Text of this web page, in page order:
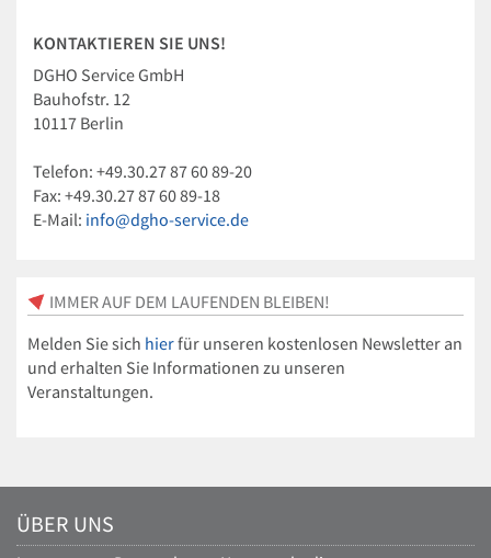
KONTAKTIEREN SIE UNS!
DGHO Service GmbH
Bauhofstr. 12
10117 Berlin
Telefon: +49.30.27 87 60 89-20
Fax: +49.30.27 87 60 89-18
E-Mail: info@dgho-service.de
IMMER AUF DEM LAUFENDEN BLEIBEN!
Melden Sie sich hierfür unseren kostenlosen Newsletter an
und erhalten Sie Informationen zu unseren
Veranstaltungen.
ÜBER UNS